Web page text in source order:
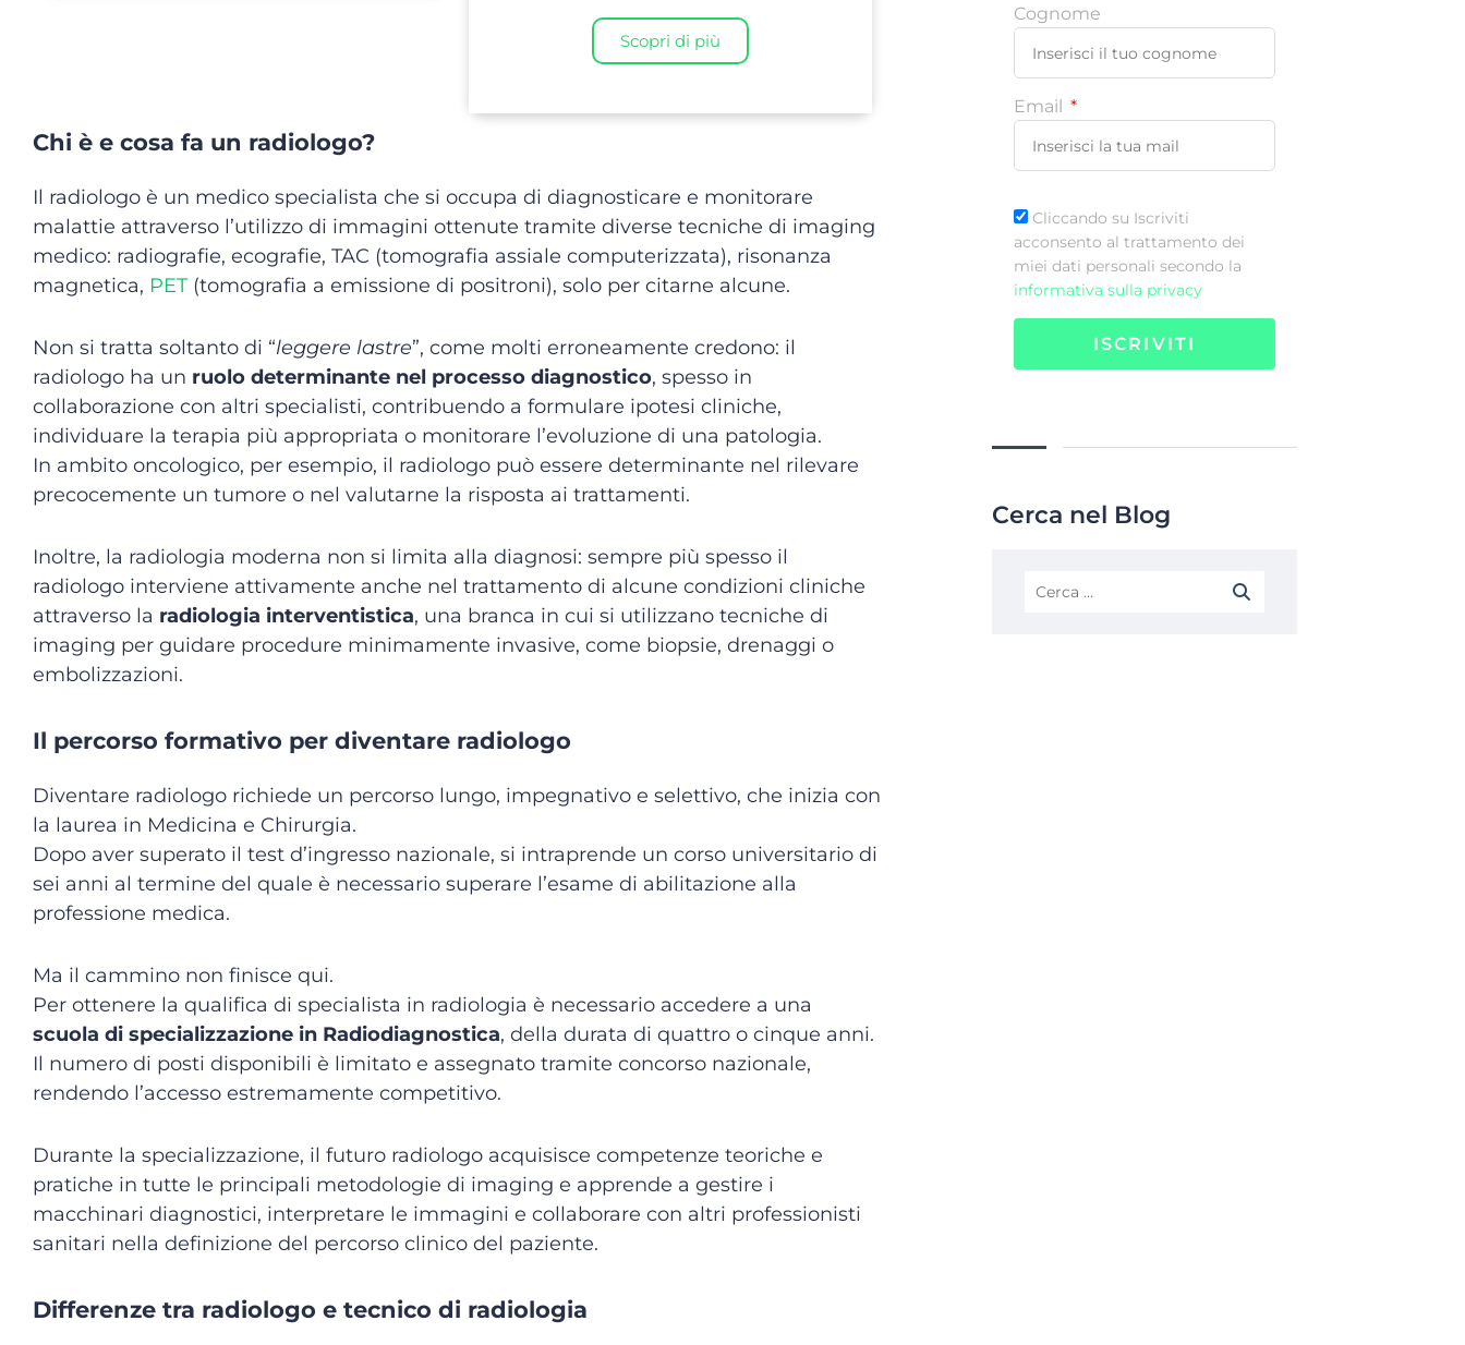
Scopri di più
Chi è e cosa fa un radiologo?
Il radiologo è un medico specialista che si occupa di diagnosticare e monitorare
malattie attraverso l’utilizzo di immagini ottenute tramite diverse tecniche di imaging
medico: radiografie, ecografie, TAC (tomografia assiale computerizzata), risonanza
magnetica, PET(tomografia a emissione di positroni), solo per citarne alcune.
Non si tratta soltanto di “leggere lastre”, come molti erroneamente credono: il
radiologo ha un ruolo determinante nel processo diagnostico, spesso in
collaborazione con altri specialisti, contribuendo a formulare ipotesi cliniche,
individuare la terapia più appropriata o monitorare l’evoluzione di una patologia.
In ambito oncologico, per esempio, il radiologo può essere determinante nel rilevare
precocemente un tumore o nel valutarne la risposta ai trattamenti.
Inoltre, la radiologia moderna non si limita alla diagnosi: sempre più spesso il
radiologo interviene attivamente anche nel trattamento di alcune condizioni cliniche
attraverso la radiologia interventistica, una branca in cui si utilizzano tecniche di
imaging per guidare procedure minimamente invasive, come biopsie, drenaggi o
embolizzazioni.
Il percorso formativo per diventare radiologo
Diventare radiologo richiede un percorso lungo, impegnativo e selettivo, che inizia con
la laurea in Medicina e Chirurgia.
Dopo aver superato il test d’ingresso nazionale, si intraprende un corso universitario di
sei anni al termine del quale è necessario superare l’esame di abilitazione alla
professione medica.
Ma il cammino non finisce qui.
Per ottenere la qualifica di specialista in radiologia è necessario accedere a una
scuola di specializzazione in Radiodiagnostica, della durata di quattro o cinque anni.
Il numero di posti disponibili è limitato e assegnato tramite concorso nazionale,
rendendo l’accesso estremamente competitivo.
Durante la specializzazione, il futuro radiologo acquisisce competenze teoriche e
pratiche in tutte le principali metodologie di imaging e apprende a gestire i
macchinari diagnostici, interpretare le immagini e collaborare con altri professionisti
sanitari nella definizione del percorso clinico del paziente.
Differenze tra radiologo e tecnico di radiologia
Cognome
Email
Cliccando su Iscriviti
acconsento al trattamento dei
miei dati personali secondo la
informativa sulla privacy
ISCRIVITI
Cerca nel Blog